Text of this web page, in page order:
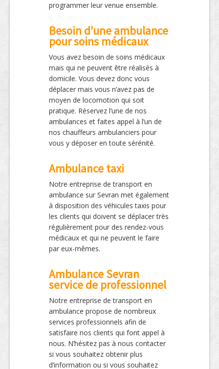
programmer leur venue ensemble.
Besoin d’une ambulance
pour soins médicaux
Vous avez besoin de soins médicaux
mais qui ne peuvent être réalisés à
domicile. Vous devez donc vous
déplacer mais vous n’avez pas de
moyen de locomotion qui soit
pratique. Réservez l’une de nos
ambulances et faites appel à l’un de
nos chauffeurs ambulanciers pour
vous y déposer en toute sérénité.
Ambulance taxi
Notre entreprise de transport en
ambulance sur Sevran met également
à disposition des véhicules taxis pour
les clients qui doivent se déplacer très
régulièrement pour des rendez-vous
médicaux et qui ne peuvent le faire
par eux-mêmes.
Ambulance Sevran
service de professionnel
Notre entreprise de transport en
ambulance propose de nombreux
services professionnels afin de
satisfaire nos clients qui font appel à
nous. N’hésitez pas à nous contacter
si vous souhaitez obtenir plus
d’information ou si vous souhaitez